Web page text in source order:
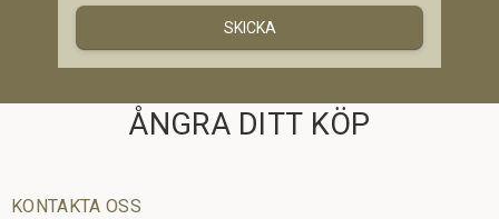
SKICKA
ÅNGRA DITT KÖP
KONTAKTA OSS